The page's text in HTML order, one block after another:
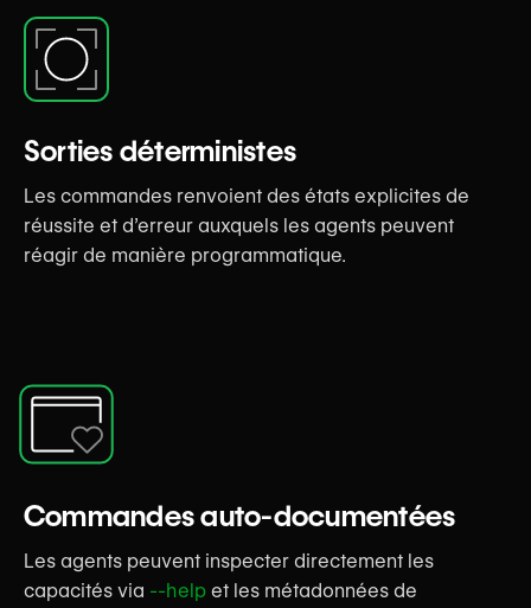
Sorties déterministes
Les commandes renvoient des états explicites de
réussite et d’erreur auxquels les agents peuvent
réagir de manière programmatique.
Commandes auto-documentées
Les agents peuvent inspecter directement les
capacités via --help et les métadonnées de